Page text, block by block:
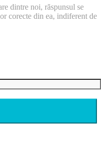
dintre noi, răspunsul se
corecte din ea, indiferent de